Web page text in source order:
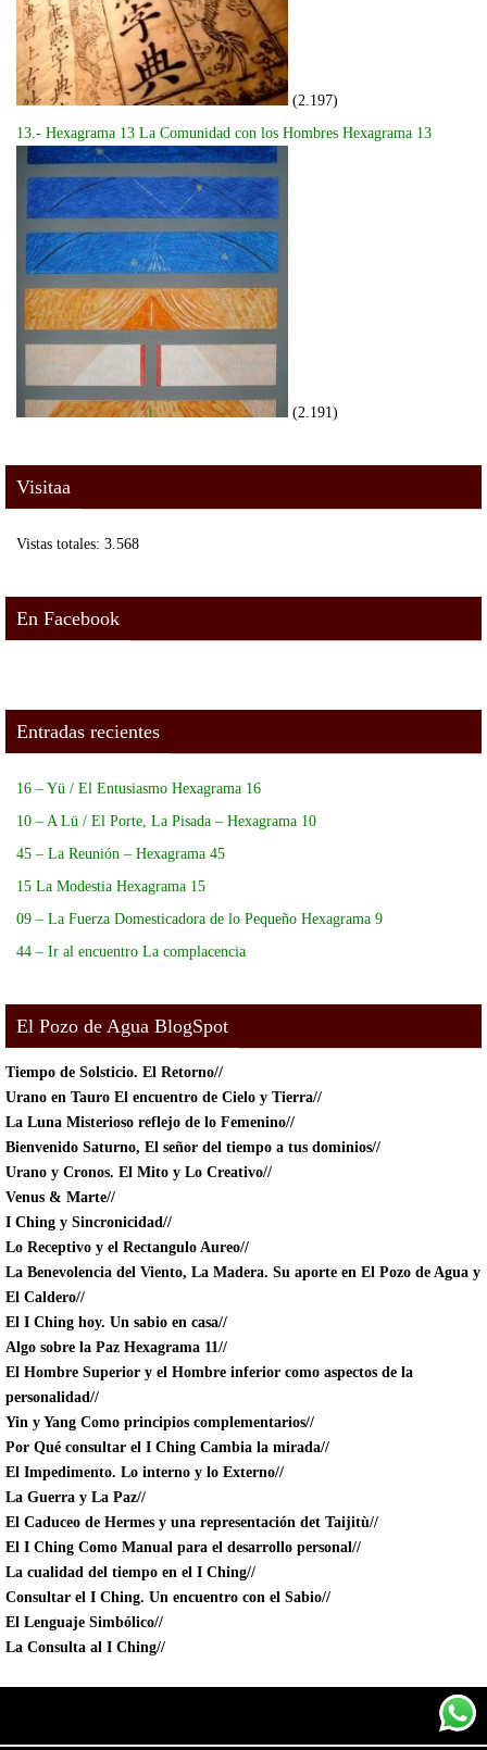
(2.197)
13.- Hexagrama 13 La Comunidad con los Hombres Hexagrama 13
(2.191)
Visitaa
Vistas totales: 3.568
En Facebook
Entradas recientes
16 – Yü / El Entusiasmo Hexagrama 16
10 – A Lü / El Porte, La Pisada – Hexagrama 10
45 – La Reunión – Hexagrama 45
15 La Modestia Hexagrama 15
09 – La Fuerza Domesticadora de lo Pequeño Hexagrama 9
44 – Ir al encuentro La complacencia
El Pozo de Agua BlogSpot
Tiempo de Solsticio. El Retorno//
Urano en Tauro El encuentro de Cielo y Tierra//
La Luna Misterioso reflejo de lo Femenino//
Bienvenido Saturno, El señor del tiempo a tus dominios//
Urano y Cronos. El Mito y Lo Creativo//
Venus & Marte//
I Ching y Sincronicidad//
Lo Receptivo y el Rectangulo Aureo//
La Benevolencia del Viento, La Madera. Su aporte en El Pozo de Agua y
El Caldero//
El I Ching hoy. Un sabio en casa//
Algo sobre la Paz Hexagrama 11//
El Hombre Superior y el Hombre inferior como aspectos de la
personalidad//
Yin y Yang Como principios complementarios//
Por Qué consultar el I Ching Cambia la mirada//
El Impedimento. Lo interno y lo Externo//
La Guerra y La Paz//
El Caduceo de Hermes y una representación det Taijitù//
El I Ching Como Manual para el desarrollo personal//
La cualidad del tiempo en el I Ching//
Consultar el I Ching. Un encuentro con el Sabio//
El Lenguaje Simbólico//
La Consulta al I Ching//